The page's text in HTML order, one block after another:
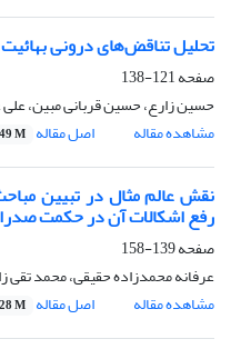
تحلیل تناقض‌های درونی
صفحه121-138
حسین زارع، حسین قربانی مبین،
مشاهده مقاله
اصل مقاله M
نقش عالم مثال در تبیین
رفع اشکالات آن در حکمت
صفحه139-158
عرفانه محمدزاده حقیقی، محمد تقی
مشاهده مقاله
اصل مقاله M